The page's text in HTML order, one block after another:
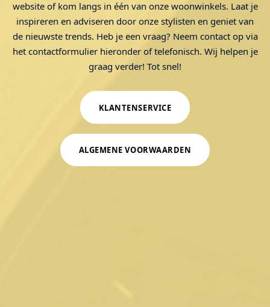
website of kom langs in één van onze woonwinkels. Laat je
inspireren en adviseren door onze stylisten en geniet van
de nieuwste trends. Heb je een vraag? Neem contact op via
het contactformulier hieronder of telefonisch. Wij helpen je
graag verder! Tot snel!
KLANTENSERVICE
ALGEMENE VOORWAARDEN